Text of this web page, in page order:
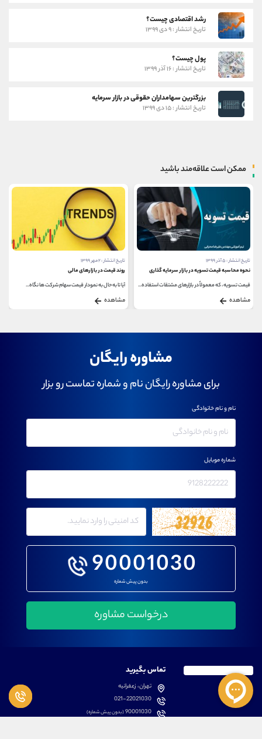
رشد اقتصادی چیست؟
تاریخ انتشار : ۹ دی ۱۳۹۹
پول چیست؟
تاریخ انتشار : ۱۶ آذر ۱۳۹۹
بزرگترین سهامداران حقوقی در بازار سرمایه
تاریخ انتشار : ۱۵ دی ۱۳۹۹
ممکن است علاقه‌مند باشید
تاریخ انتشار : ۵ آذر ۱۳۹۹
نحوه محاسبه قیمت تسویه در بازار سرمایه گذاری
قیمت تسویه ، که معمولاً در بازارهای مشتقات استفاده...
مشاهده
تاریخ انتشار : ۲ مهر ۱۳۹۹
روند قیمت در بازارهای مالی
آیا تا به حال به نمودار قیمت سهام شرکت ها نگاه...
مشاهده
مشاوره رایگان
برای مشاوره رایگان نام و شماره تماست رو بزار
90001030
بدون پیش شماره
نام و نام خانوادگی
شماره موبایل
تماس بگیرید
تهران، زعفرانیه
021-22021030
90001030(بدون پیش شماره)